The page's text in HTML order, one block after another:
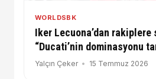
WORLDSBK
Iker Lecuona’dan rakiplere
“Ducati’nin dominasyonu
suçu”
Yalçın Çeker 15 Temmuz 2026